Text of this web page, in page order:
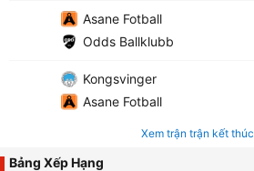
Asane Fotball
Odds Ballklubb
Kongsvinger
Asane Fotball
Xem trận trận kết thúc
Bảng Xếp Hạng